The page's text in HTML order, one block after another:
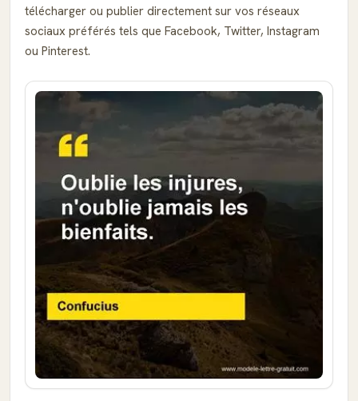
télécharger ou publier directement sur vos réseaux
sociaux préférés tels que Facebook, Twitter, Instagram
ou Pinterest.